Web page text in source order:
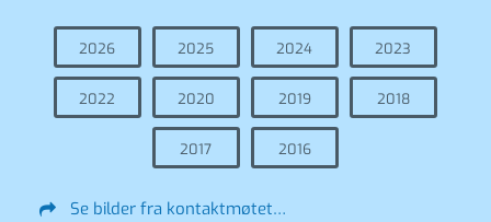
2026 2025 2024 2023
2022 2020 2019 2018
2017 2016
Se bilder fra kontaktmøtet…